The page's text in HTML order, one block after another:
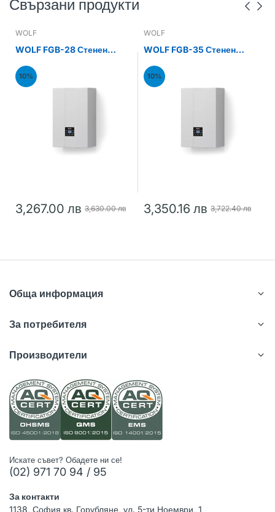
Свързани продукти
WOLF
WOLF FGB-28 Стенен
28kW
10%
3,267.00 лв 3,630.00 лв
WOLF
WOLF FGB-35 Стенен
35kW
10%
3,350.16 лв 3,722.40 лв
Обща информация
За потребителя
Производители
Искате съвет? Обадете ни се!
(02) 971 70 94 / 95
За контакти
1138, София,кв. Горубляне, ул. 5-ти Ноември, 1